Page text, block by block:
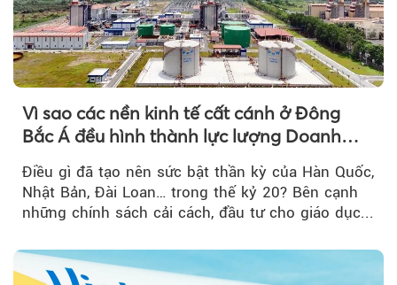
Vì sao các nền kinh tế cất cánh ở Đông
Bắc Á đều hình thành lực lượng Doanh
Điều gì đã tạo nên sức bật thần kỳ của Hàn Quốc,
Nhật Bản, Đài Loan… trong thế kỷ 20? Bên cạnh
những chính sách cải cách, đầu tư cho giáo dục...